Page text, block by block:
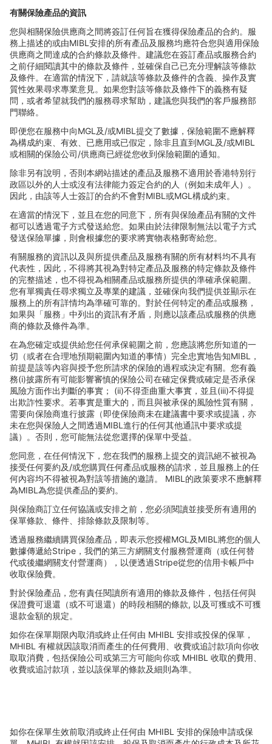
有關保險產品的資訊
您與相關保險供應商之間將簽訂任何旨在獲得保險產品的合約。服
務上描述的或由MIBL 安排的所有產品及服務均應符合您與適用保險
供應商之間達成的合約條款及條件。建議您在簽訂產品或服務合約
之前仔細閱讀其中的條款及條件，並確保自己已充分理解該等條款
及條件。在適當的情況下，請就該等條款及條件的含義、操作及實
質性效果尋求專業意見。如果您對該等條款及條件下的義務有疑
問，或者希望就我們的服務尋求幫助，建議您與我們的客戶服務部
門聯絡。
即便您在服務中向MGL 及/或MIBL 提交了數據，保險範圍不應解釋
為構成約束、有效、已應用或已假定，除非且直到MGL 及/或MIBL
或相關的保險公司/供應商已經從您收到保險範圍的通知。
除非另有說明，否則本網站描述的產品及服務不適用於香港特別行
政區以外的人士或沒有法律能力簽定合約的人（例如未成年人）。
因此，由該等人士簽訂的合約不會對MIBL 或MGL 構成約束。
在適當的情況下，並且在您的同意下，所有與保險產品有關的文件
都可以透過電子方式發送給您。如果由於法律限制無法以電子方式
發送保險單據，則會根據您的要求將實物表格郵寄給您。
有關服務的資訊以及與所提供產品及服務有關的所有材料均不具有
代表性，因此，不得將其視為對特定產品及服務的特定條款及條件
的完整描述，也不得視為相關產品或服務所提供的準確承保範圍。
您有單獨責任尋求獨立及專業的建議，並確保向我們提供並顯示在
服務上的所有詳情均為準確可靠的。對於任何特定的產品或服務，
如果與「服務」中列出的資訊有矛盾，則應以該產品或服務的供應
商的條款及條件為準。
在為您確定或提供給您任何承保範圍之前，您應該將您所知道的一
切（或者在合理地預期範圍內知道的事情）完全忠實地告知MIBL
，
前提是該等內容與授予您所請求的保險的過程或決定有關。您有義
務(i)披露所有可能影響審慎的保險公司在確定保費或確定是否承保
風險方面作出判斷的事實；
(ii)不得歪曲重大事實，並且 (iii)不得提
出欺詐性要求。若事實是重大的，而且與被承保的風險性質有關，
需要向保險商進行披露（即使保險商未在建議書中要求或提議，亦
未在您與保險人之間透過MIBL 進行的任何其他通訊中要求或提
議）。否則，您可能無法從您選擇的保單中受益。
您同意，在任何情況下，您在我們的服務上提交的資訊絕不被視為
接受任何要約及/或您購買任何產品或服務的請求，並且服務上的任
何內容均不得被視為對該等措施的邀請。
MIBL 的政策要求不應解釋
為MIBL 為您提供產品的要約。
與保險商訂立任何協議或安排之前，您必須閱讀並接受所有適用的
保單條款、條件、排除條款及限制等。
透過服務繼續購買保險產品，即表示您授權MGL 及MIBL 將您的個人
數據傳遞給Stripe ，我們的第三方網關支付服務營運商（或任何替
代或後繼網關支付營運商），以便透過Stripe從您的信用卡帳戶中
收取保險費。
對於保險產品，您有責任閱讀所有適用的條款及條件，包括任何與
保證費可退還（或不可退還）的時段相關的條款, 以及可獲或不可獲
退款金額的規定。
如你在保單期限內取消或終止任何由 MHIBL 安排或投保的保單，
MHIBL 有權就因該取消而產生的任何費用、收費或追討款項向你收
取取消費，包括保險公司或第三方可能向你或 MHIBL 收取的費用、
收費或追討款項，並以該保單的條款及細則為準。
如你在保單生效前取消或終止任何由 MHIBL 安排的保險申請或保